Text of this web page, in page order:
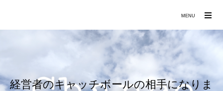
経営者のキャッチボールの相手になりま
MENU